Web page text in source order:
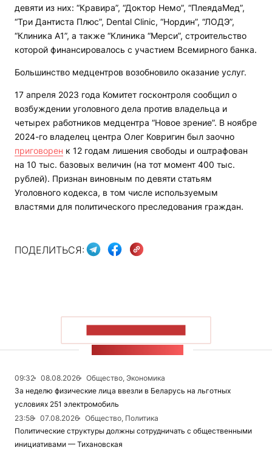
девяти из них: “Кравира”, “Доктор Немо”, “ПлеядаМед”,
“Три Дантиста Плюс”, Dental Clinic, “Нордин”, “ЛОДЭ”,
“Клиника А1”, а также “Клиника “Мерси”, строительство
которой финансировалось с участием Всемирного банка.
Большинство медцентров возобновило оказание услуг.
17 апреля 2023 года Комитет госконтроля сообщил о
возбуждении уголовного дела против владельца и
четырех работников медцентра “Новое зрение”. В ноябре
2024-го владелец центра Олег Ковригин был заочно
приговорен к 12 годам лишения свободы и оштрафован
на 10 тыс. базовых величин (на тот момент 400 тыс.
рублей). Признан виновным по девяти статьям
Уголовного кодекса, в том числе используемым
властями для политического преследования граждан.
ПОДЕЛИТЬСЯ:
09:32 08.08.2026
Общество, Экономика
За неделю физические лица ввезли в Беларусь на льготных
условиях 251 электромобиль
23:58
07.08.2026
Общество, Политика
Политические структуры должны сотрудничать с общественными
инициативами — Тихановская